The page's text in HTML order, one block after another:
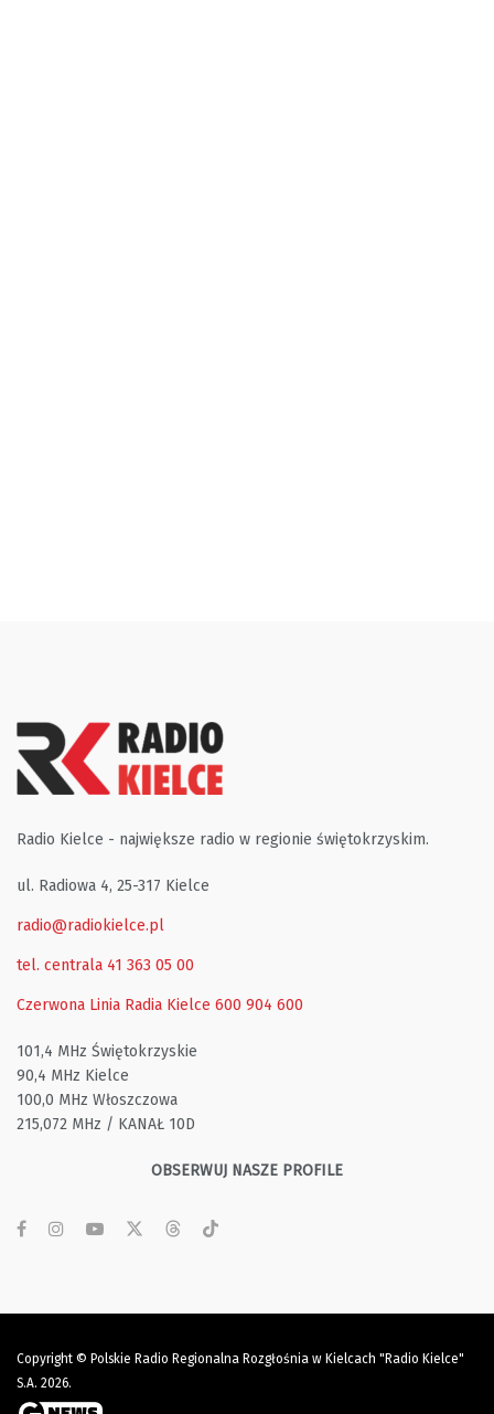
Radio Kielce - największe radio w regionie świętokrzyskim.
ul. Radiowa 4, 25-317 Kielce
radio@radiokielce.pl
tel. centrala 41 363 05 00
Czerwona Linia Radia Kielce 600 904 600
101,4 MHz Świętokrzyskie
90,4 MHz Kielce
100,0 MHz Włoszczowa
215,072 MHz / KANAŁ 10D
OBSERWUJ NASZE PROFILE
Copyright © Polskie Radio Regionalna Rozgłośnia w Kielcach "Radio Kielce"
S.A. 2026.